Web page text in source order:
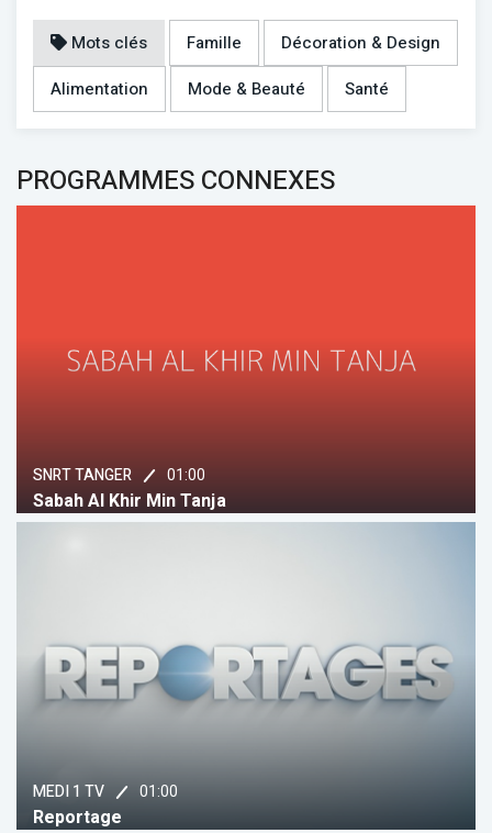
Mots clés Famille
Décoration & Design
Alimentation
Mode & Beauté Santé
PROGRAMMES CONNEXES
SNRT TANGER 01:00
Sabah Al Khir Min Tanja
MEDI 1 TV 01:00
Reportage